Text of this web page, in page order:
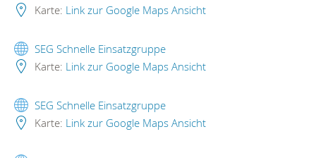
Karte: Link zur Google Maps Ansicht
SEG Schnelle Einsatzgruppe
Karte: Link zur Google Maps Ansicht
SEG Schnelle Einsatzgruppe
Karte: Link zur Google Maps Ansicht